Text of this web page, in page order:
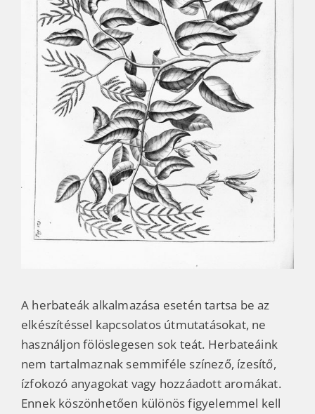
A herbateák alkalmazása esetén tartsa be az
elkészítéssel kapcsolatos útmutatásokat, ne
használjon fölöslegesen sok teát. Herbateáink
nem tartalmaznak semmiféle színező, ízesítő,
ízfokozó anyagokat vagy hozzáadott aromákat.
Ennek köszönhetően különös figyelemmel kell